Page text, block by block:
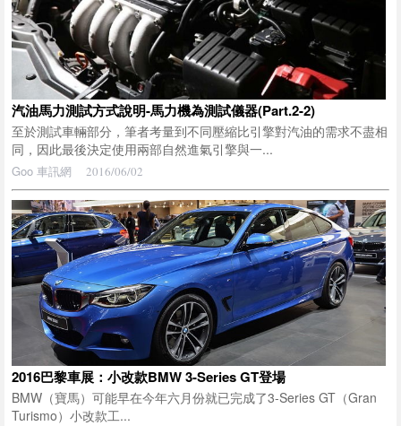
汽油馬力測試方式說明-馬力機為測試儀器(Part.2-2)
至於測試車輛部分，筆者考量到不同壓縮比引擎對汽油的需求不盡相
同，因此最後決定使用兩部自然進氣引擎與一...
Goo 車訊網 2016/06/02
2016巴黎車展：小改款BMW 3-Series GT登場
BMW（寶馬）可能早在今年六月份就已完成了3-Series GT（Gran
Turismo）小改款工...